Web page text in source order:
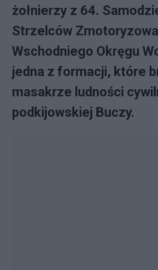
żołnierzy z 64.
Strzelców
Wschodniego Okręgu
jedna z formacji, które
masakrze ludności
podkijowskiej Buczy.